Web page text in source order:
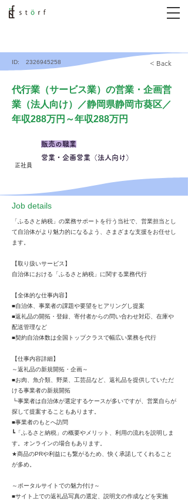
ID: 2326945258 < Back
代行業（サービス業）の営業・企画営
業（法人向け）／静岡県静岡市葵区／
年収288万円～年収288万円
正社員
販売の職業
営業・企画営業（法人向け）
​Job details
「ふるさと納税」の業務サポートを行う当社で、営業担当とし
て自治体がより魅力的になるよう、さまざまな支援をお任せし
ます。
【取り扱いサービス】
自治体における「ふるさと納税」に関する業務代行
【全体的な仕事内容】
■自治体、事業者の課題や要望をヒアリングし提案
■返礼品の開拓・登録、寄付者からの問い合わせ対応、在庫や
配送管理など
■契約自治体数は全国トップクラスで幅広い業務を代行
【仕事内容詳細】
～返礼品の新規開拓・企画～
■お肉、魚介類、野菜、工芸品など、返礼品を提供していただ
ける事業者の新規開拓
┗事業者は自治体が選定するケースが多いですが、営業自らが
探して提案することもあります。
■事業者のもとへ訪問
┗「ふるさと納税」の概要やメリット、利用の流れを説明しま
す。オンラインの場合もあります。
★商品のPRや利益にも繋がるため、快く承諾してくれること
が多め。
～ポータルサイトでの魅力付け～
■サイト上での返礼品写真の選定、説明文の作成などを実施